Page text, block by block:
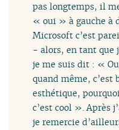
pas longtemps, il
« oui » à gauche à
Microsoft c’est
- alors, en tant que
je me suis dit : «
quand même, c’est
esthétique,
c’est cool ». Après
je remercie